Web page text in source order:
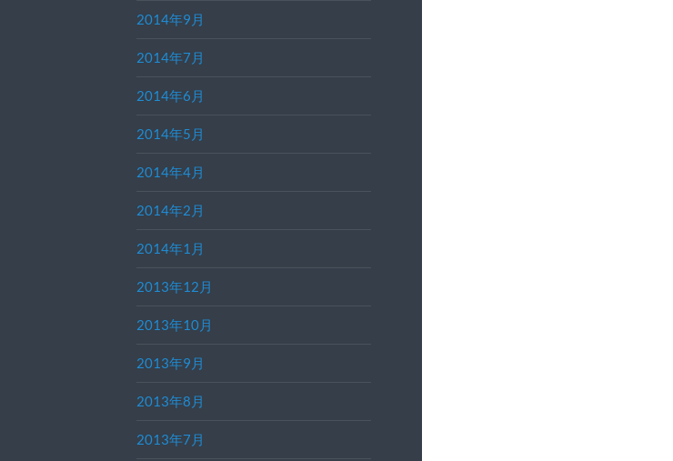
2014年9月
2014年7月
2014年6月
2014年5月
2014年4月
2014年2月
2014年1月
2013年12月
2013年10月
2013年9月
2013年8月
2013年7月